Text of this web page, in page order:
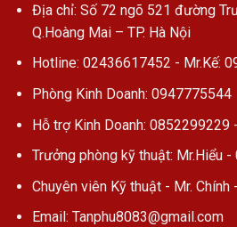
Địa chỉ: Số 72 ngõ 521 đường
Q.Hoàng Mai – TP. Hà Nội
Hotline: 02436617452 - Mr.Kế:
Phòng Kinh Doanh: 0947775544
Hỗ trợ Kinh Doanh:
Trưởng phòng kỹ thuật: Mr.Hiểu
Chuyên viên Kỹ thuật - Mr.
Email: Tanphu8083@gmail.com